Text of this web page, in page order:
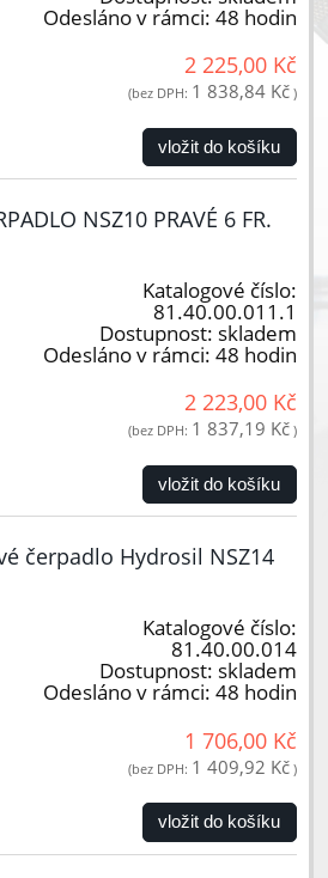
Odesláno v rámci: 48 hodin
2 225,00 Kč
(bez DPH: 1 838,84 Kč )
vložit do košíku
NSZ10 PRAVÉ 6 FR.
Katalogové číslo:
81.40.00.011.1
Dostupnost: skladem
Odesláno v rámci: 48 hodin
2 223,00 Kč
(bez DPH: 1 837,19 Kč )
vložit do košíku
čerpadlo Hydrosil NSZ14
Katalogové číslo:
81.40.00.014
Dostupnost: skladem
Odesláno v rámci: 48 hodin
1 706,00 Kč
(bez DPH: 1 409,92 Kč )
vložit do košíku